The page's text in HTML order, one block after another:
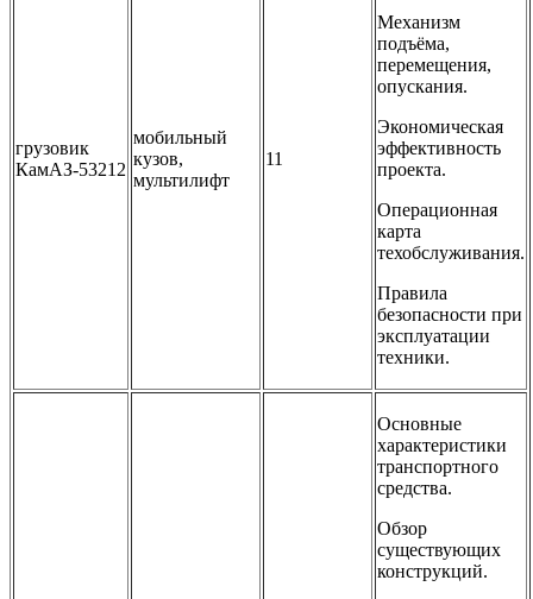
грузовик
КамАЗ-53212
мобильный
кузов,
мультилифт
11
Механизм
подъёма,
перемещения,
опускания.
Экономическая
эффективность
проекта.
Операционная
карта
техобслуживания.
Правила
безопасности при
эксплуатации
техники.
Основные
характеристики
транспортного
средства.
Обзор
существующих
конструкций.